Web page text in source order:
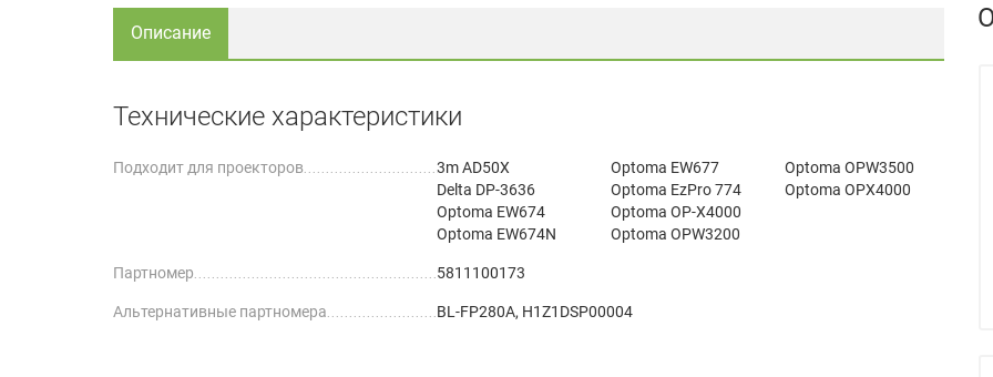
Описание
Технические характеристики
Подходит для проекторов
3m AD50X
Delta DP-3636
Optoma EW674
Optoma EW674N
Optoma EW677
Optoma EzPro 774
Optoma OP-X4000
Optoma OPW3200
Optoma OPW3500
Optoma OPX4000
Партномер 5811100173
Альтернативные партномера BL-FP280A, H1Z1DSP00004